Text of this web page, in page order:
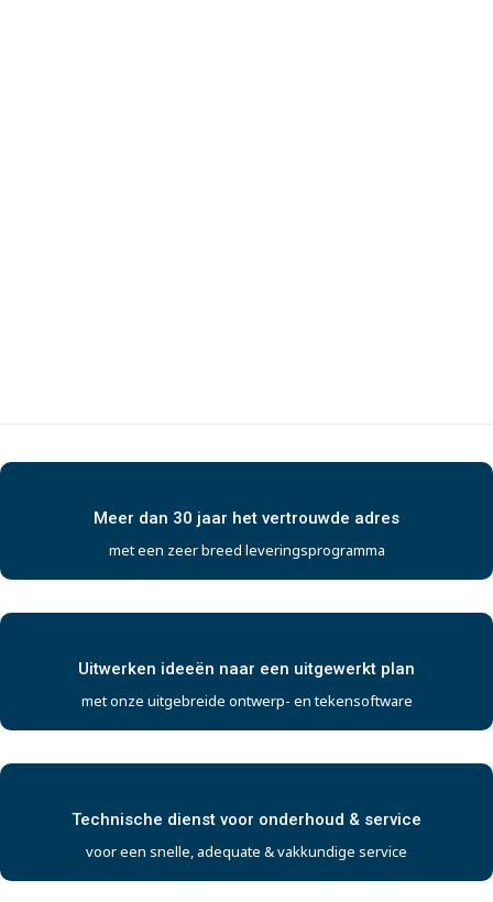
Meer dan 30 jaar het vertrouwde adres
met een zeer breed leveringsprogramma
Uitwerken ideeën naar een uitgewerkt plan
met onze uitgebreide ontwerp- en tekensoftware
Technische dienst voor onderhoud & service
voor een snelle, adequate & vakkundige service